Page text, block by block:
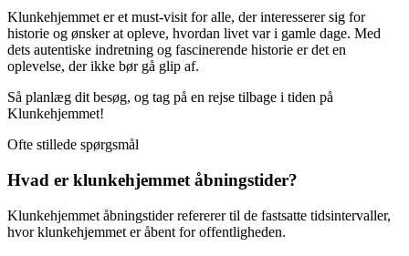
Klunkehjemmet er et must-visit for alle, der interesserer sig for
historie og ønsker at opleve, hvordan livet var i gamle dage. Med
dets autentiske indretning og fascinerende historie er det en
oplevelse, der ikke bør gå glip af.
Så planlæg dit besøg, og tag på en rejse tilbage i tiden på
Klunkehjemmet!
Ofte stillede spørgsmål
Hvad er klunkehjemmet åbningstider?
Klunkehjemmet åbningstider refererer til de fastsatte tidsintervaller,
hvor klunkehjemmet er åbent for offentligheden.